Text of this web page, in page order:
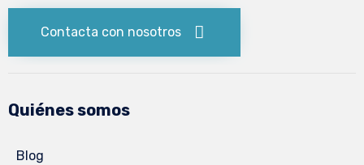
Contacta con nosotros
Quiénes somos
Blog